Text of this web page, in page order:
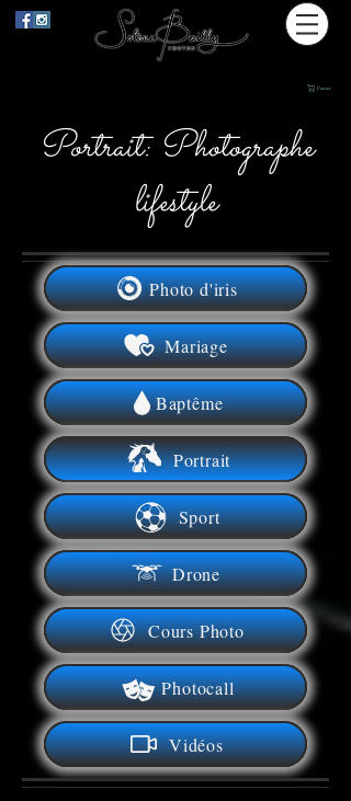
Panier
Portrait: Photographe
lifestyle
Photo d'iris
Mariage
Baptême
Portrait
Sport
Drone
Cours Photo
Photocall
Vidéos